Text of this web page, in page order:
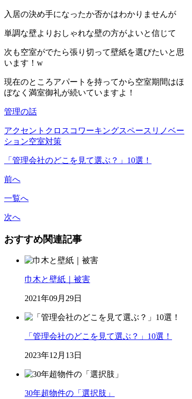
入居の決め手になったか否かはわかりませんが
単調な壁よりおしゃれな壁の方がよいと信じて
次も空室がでたら張り切って壁紙を選びたいと思
います！w
現在のところアパートを持ってから空室期間はほ
ぼなく満室御礼が続いていますよ！
管理の話
アクセントクロス コワーキングスペース リノベー
ション空室対策
「管理会社のどこを見て選ぶ？」10選！
前へ
一覧へ
次へ
おすすめ関連記事
巾木と壁紙｜被害
2021年09月29日
「管理会社のどこを見て選ぶ？」10選！
2023年12月13日
30年超物件の「選択肢」